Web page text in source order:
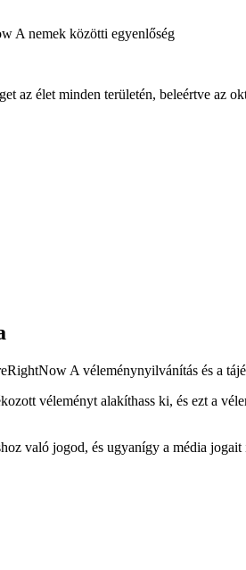
élet minden területén, beleértve az
véleményt alakíthass ki, és ezt a
való jogod, és ugyanígy a média